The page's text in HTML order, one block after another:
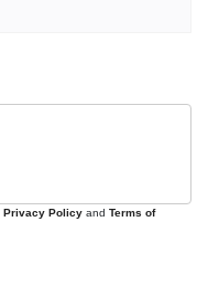
Privacy Policy and Terms of